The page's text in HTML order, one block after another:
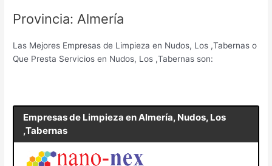
Provincia: Almería
Las Mejores Empresas de Limpieza en Nudos, Los ,Tabernas o
Que Presta Servicios en Nudos, Los ,Tabernas son:
Empresas de Limpieza enAlmería, Nudos, Los
,Tabernas